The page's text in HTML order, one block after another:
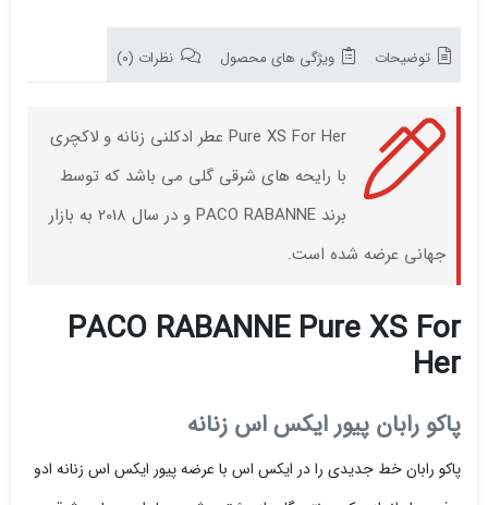
توضیحات ویژگی های محصول نظرات (0)
Pure XS For Her عطر ادکلنی زنانه و لاکچری
با رایحه های شرقی گلی می باشد که توسط
برند PACO RABANNE و در سال 2018 به بازار
جهانی عرضه شده است.
PACO RABANNE Pure XS For
Her
پاکو رابان پیور ایکس اس زنانه
پاکو رابان خط جدیدی را در ایکس اس با عرضه پیور ایکس اس زنانه ادو